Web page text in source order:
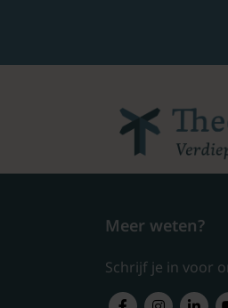
Meer weten?
Schrijf je in voor